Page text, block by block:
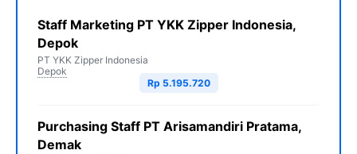
Staff Marketing PT YKK Zipper Indonesia,
Depok
PT YKK Zipper Indonesia
Depok
Rp 5.195.720
Purchasing Staff PT Arisamandiri Pratama,
Demak